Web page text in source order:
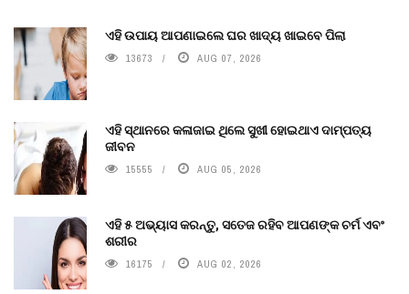
ଏହି ଉପାୟ ଆପଣାଇଲେ ଘର ଖାଦ୍ୟ ଖାଇବେ ପିଲା
13673 AUG 07, 2026
ଏହି ସ୍ଥାନରେ କଳାଜାଇ ଥିଲେ ସୁଖୀ ହୋଇଥାଏ ଦାମ୍ପତ୍ୟ
ଜୀବନ
15555 AUG 05, 2026
ଏହି ୫ ଅଭ୍ୟାସ କରନ୍ତୁ, ସତେଜ ରହିବ ଆପଣଙ୍କ ଚର୍ମ ଏବଂ
ଶରୀର
16175 AUG 02, 2026